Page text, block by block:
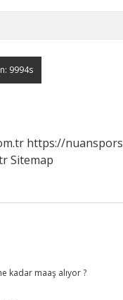
https://
Sitemap
kadar maaş alıyor ?